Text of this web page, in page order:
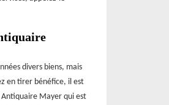
divers biens, mais
en tirer bénéfice, il est
Antiquaire Mayer qui est